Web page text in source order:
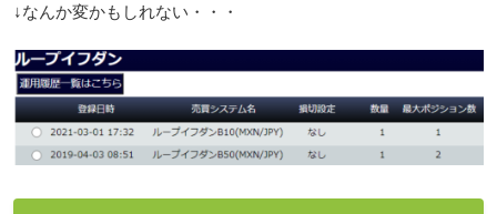
↓なんか変かもしれない・・・